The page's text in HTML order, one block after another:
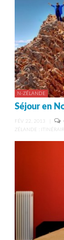
N-ZÉLANDE
FÉV 22, 2013
ZÉLANDE :